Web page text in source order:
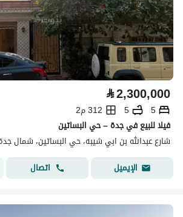
⃁2,300,000
5
5
312 م2
فيلا للبيع في جدة – حي البساتين
شارع عبدالله بن ابي شيبه، حي البساتين، شمال
الإيميل
اتصال